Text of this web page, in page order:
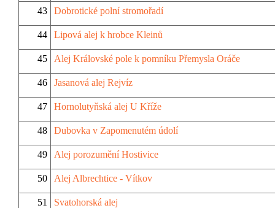
43 Dobrotické polní stromořadí
44 Lipová alej k hrobce Kleinů
45 Alej Královské pole k pomníku Přemysla Oráče
46 Jasanová alej Rejvíz
47 Hornolutyňská alej U Kříže
48 Dubovka v Zapomenutém údolí
49 Alej porozumění Hostivice
50 Alej Albrechtice - Vítkov
51 Svatohorská alej